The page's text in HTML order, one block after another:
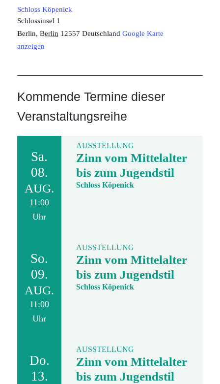
Schloss Köpenick
Schlossinsel 1
Berlin, Berlin 12557 Deutschland Google Karte
anzeigen
Kommende Termine dieser
Veranstaltungsreihe
Sa.
08.
AUG.
11:00
Uhr
AUSSTELLUNG
Zinn vom Mittelalter
bis zum Jugendstil
Schloss Köpenick
So.
09.
AUG.
11:00
Uhr
AUSSTELLUNG
Zinn vom Mittelalter
bis zum Jugendstil
Schloss Köpenick
Do.
13.
AUSSTELLUNG
Zinn vom Mittelalter
bis zum Jugendstil